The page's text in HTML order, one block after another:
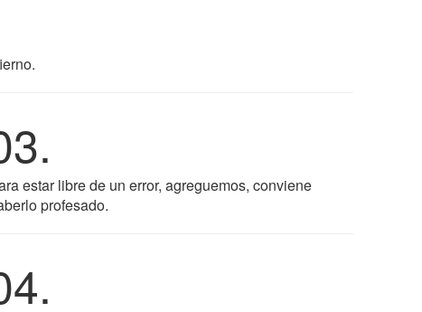
estar libre de un error, agreguemos, conviene
profesado.